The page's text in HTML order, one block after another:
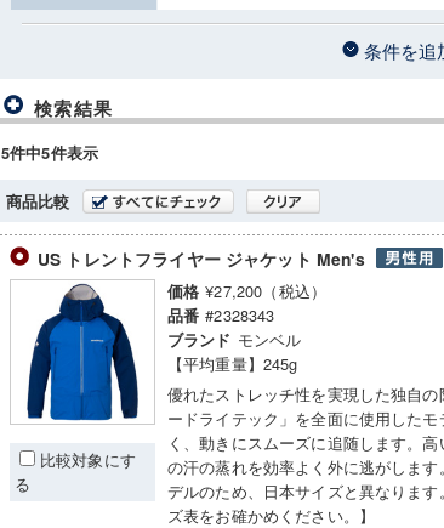
条件を追
検索結果
5件中5件表示
商品比較
US トレントフライヤー ジャケット Men's
比較対象にす
る
価格 ¥27,200（税込）
品番 #2328343
ブランド モンベル
【平均重量】245g
優れたストレッチ性を実現した独自
ードライテック」を全面に使用した
く、動きにスムーズに追随します。
の汗の蒸れを効率よく外に逃がしま
デルのため、日本サイズと異なりま
ズ表をお確かめください。】